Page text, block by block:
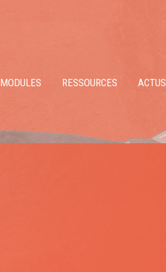
MODULES RESSOURCES ACTUS